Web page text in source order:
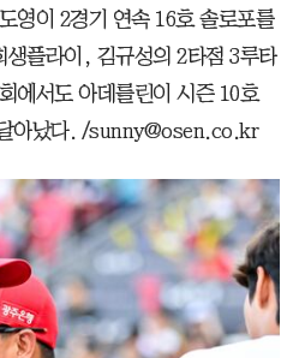
영이 2경기 연속 16호 솔로포를
플라이, 김규성의 2타점 3루타
에서도 아데를린이 시즌 10호
아났다. /sunny@osen.co.kr